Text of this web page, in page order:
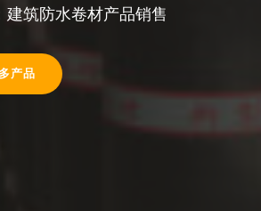
建筑防水卷材产品销售
产品